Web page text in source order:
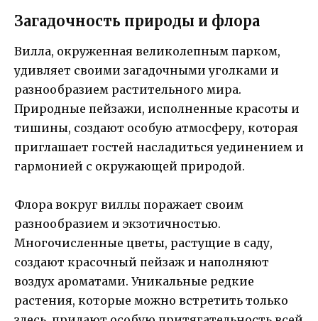
Загадочность природы и флора
Вилла, окруженная великолепным парком,
удивляет своими загадочными уголками и
разнообразием растительного мира.
Природные пейзажи, исполненные красоты и
тишины, создают особую атмосферу, которая
приглашает гостей насладиться уединением и
гармонией с окружающей природой.
Флора вокруг виллы поражает своим
разнообразием и экзотичностью.
Многочисленные цветы, растущие в саду,
создают красочный пейзаж и наполняют
воздух ароматами. Уникальные редкие
растения, которые можно встретить только